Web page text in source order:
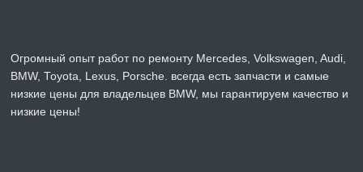
Огромный опыт работ по ремонту Mercedes, Volkswagen, Audi,
BMW, Toyota, Lexus, Porsche. всегда есть запчасти и самые
низкие цены для владельцев BMW, мы гарантируем качество и
низкие цены!